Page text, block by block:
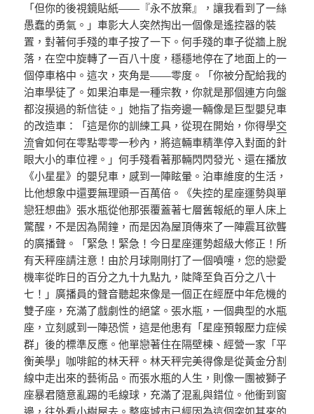
「但你的後視鏡貼紙——『永不放棄』，讓我看到了一絲
愚蠢的勇氣。」車影大人突然掏出一個像是遙控器的裝
置，對著何手殘的車子按了一下。何手殘的車子從牆上脫
落，在空中旋轉了一百八十度，穩穩地停在了地面上的一
個停車格中。這次，夾角是——零度。「你被分配給我的
泊車學徒了。如果泊車是一種宗教，你就是那個連方向盤
都沒摸過的新信徒。」她指了指旁邊一輛像是巨型嬰兒車
的改造車：「這是你的訓練工具，從現在開始，你得學交
流會如何在零點零零一秒內，將這輛車精準停入對面的針
眼大小的車位裡。」何手殘看著那輛閃閃發光、還在播放
《小星星》的嬰兒車，感到一陣眩暈。泊車維度的生活，
比他想象中還要無理頭一百萬倍。《失控的星座運勢與單
戀狂想曲》張水瓶從他那張覆蓋著七層舊報紙的單人床上
驚醒，不是因為鬧鐘，而是因為屋頂傳來了一陣震耳欲聾
的廣播聲。「緊急！緊急！今日星座運勢超級大修正！所
有天秤座請注意！由於月球剛剛打了一個噴嚏，您的戀愛
機率從昨日的百分之九十九點九，陡降至負百分之八十
七！」廣播員的聲音聽起來像是一個正在經歷中年危機的
雙子座，充滿了戲劇性的絕望。張水瓶，一個典型的水瓶
座，立刻感到一陣恐慌，這是他患有「星座預報壓力症候
群」後的標準反應。他單戀著住在隔壁棟、經營一家「平
衡美學」咖啡館的林天秤。林天秤完美得像是從黃金分割
線中走出來的藝術品。而張水瓶的人生，則像一團被獅子
座暴君隨意亂踢的毛線球，充滿了混亂與錯位。他衝到窗